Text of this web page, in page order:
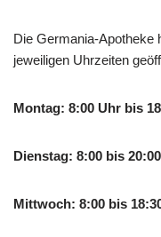
Die Germania-Apotheke
jeweiligen Uhrzeiten
Montag: 8:00 Uhr bis
Dienstag: 8:00 bis 20:00
Mittwoch: 8:00 bis